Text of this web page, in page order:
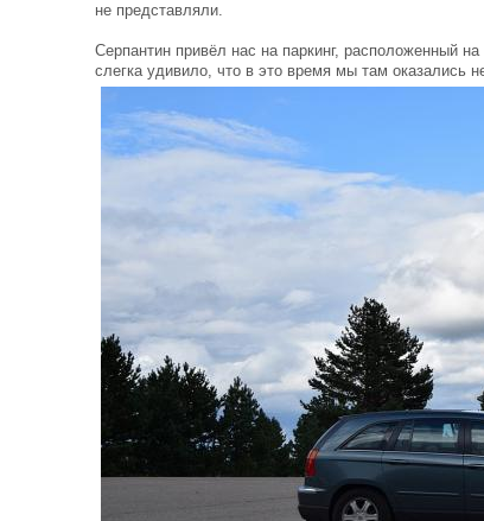
не представляли.
Серпантин привёл нас на паркинг, расположенный
слегка удивило, что в это время мы там оказались